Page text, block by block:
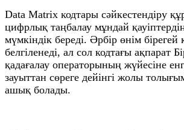
Data Matrix кодтары сәйкестендіру
цифрлық таңбалау мұндай
мүмкіндік береді. Әрбір өнім бірегей
белгіленеді, ал сол кодтағы ақпарат
қадағалау операторының жүйесіне
зауыттан сөреге дейінгі жолы
ашық болады.